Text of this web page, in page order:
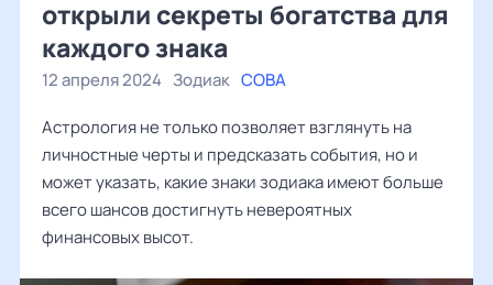
открыли секреты богатства для
каждого знака
12 апреля 2024 Зодиак СОВА
Астрология не только позволяет взглянуть на
личностные черты и предсказать события, но и
может указать, какие знаки зодиака имеют больше
всего шансов достигнуть невероятных
финансовых высот.